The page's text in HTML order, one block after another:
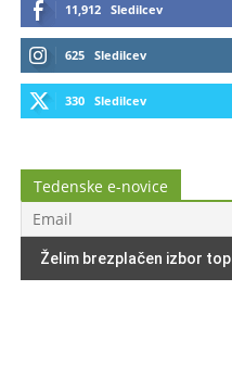
11,912 Sledilcev
625 Sledilcev
330 Sledilcev
Tedenske e-novice